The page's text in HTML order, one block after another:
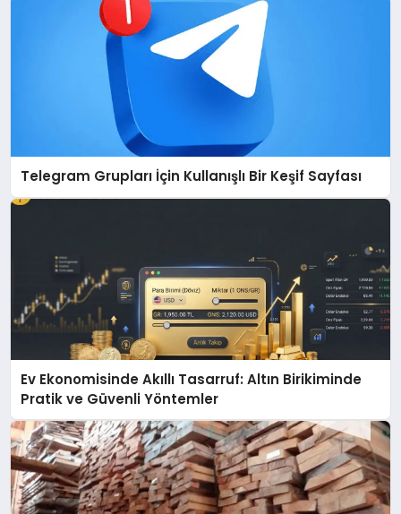
Telegram Grupları İçin Kullanışlı Bir Keşif Sayfası
Ev Ekonomisinde Akıllı Tasarruf: Altın Birikiminde
Pratik ve Güvenli Yöntemler